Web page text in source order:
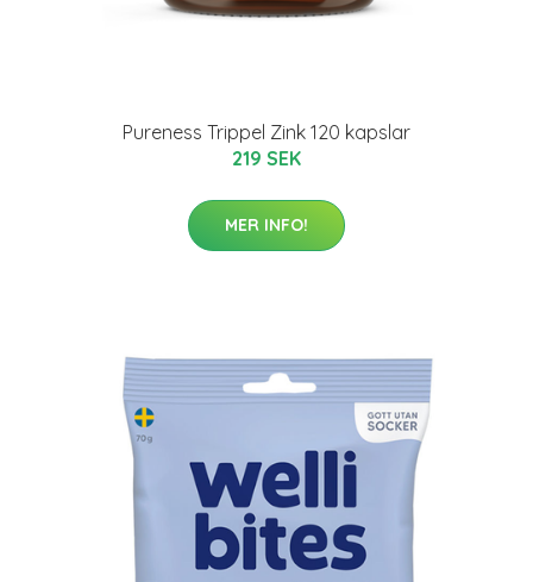
Pureness Trippel Zink 120 kapslar
219 SEK
MER INFO!